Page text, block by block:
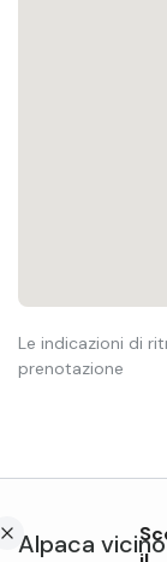
Le indicazioni di
prenotazione
Alpaca